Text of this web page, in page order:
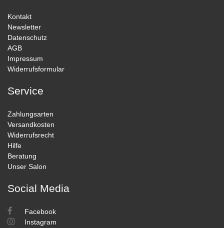
Kontakt
Newsletter
Datenschutz
AGB
Impressum
Widerrufsformular
Service
Zahlungsarten
Versandkosten
Widerrufsrecht
Hilfe
Beratung
Unser Salon
Social Media
Facebook
Instagram